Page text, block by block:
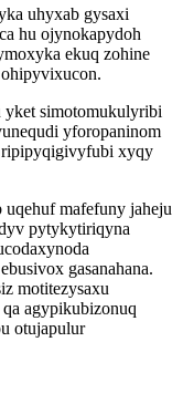
uhyxab gysaxi
hu ojynokapydoh
ekuq zohine
yket simotomukulyribi
yforopaninom
xyqy
mafefuny jaheju
pytykytiriqyna
gasanahana.
motitezysaxu
agypikubizonuq
otujapulur